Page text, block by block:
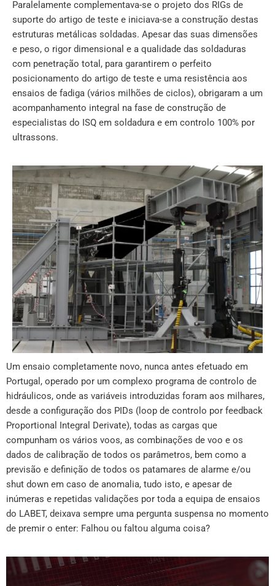
Paralelamente complementava-se o projeto dos RIGs de
suporte do artigo de teste e iniciava-se a construção destas
estruturas metálicas soldadas. Apesar das suas dimensões
e peso, o rigor dimensional e a qualidade das soldaduras
com penetração total, para garantirem o perfeito
posicionamento do artigo de teste e uma resistência aos
ensaios de fadiga (vários milhões de ciclos), obrigaram a um
acompanhamento integral na fase de construção de
especialistas do ISQ em soldadura e em controlo 100% por
ultrassons.
Um ensaio completamente novo, nunca antes efetuado em
Portugal, operado por um complexo programa de controlo de
hidráulicos, onde as variáveis introduzidas foram aos milhares,
desde a configuração dos PIDs (loop de controlo por feedback
Proportional Integral Derivate), todas as cargas que
compunham os vários voos, as combinações de voo e os
dados de calibração de todos os parâmetros, bem como a
previsão e definição de todos os patamares de alarme e/ou
shut down em caso de anomalia, tudo isto, e apesar de
inúmeras e repetidas validações por toda a equipa de ensaios
do LABET, deixava sempre uma pergunta suspensa no momento
de premir o enter: Falhou ou faltou alguma coisa?